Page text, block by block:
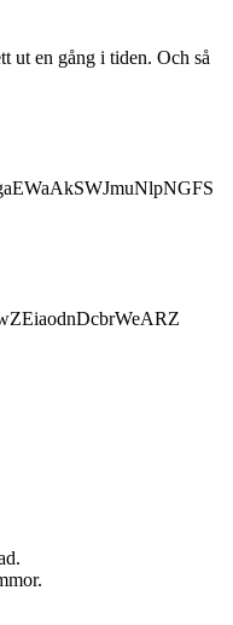
ut en gång i tiden. Och så